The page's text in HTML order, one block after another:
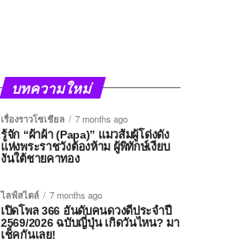
บทความใหม่
เรื่องราวโซเชียล
7 months ago
รู้จัก “ผ้าผ้า (Papa)” แมวส้มผู้โด่งดัง
แห่งพระราชวังต้องห้าม ผู้พิทักษ์เงียบ
งันใต้ชายคาทอง
ไลฟ์สไตล์
7 months ago
เปิดโพล 366 อันดับคนดวงดีประจำปี
2569/2026 ฉบับญี่ปุ่น เกิดวันไหน? มา
เช็คกันเลย!